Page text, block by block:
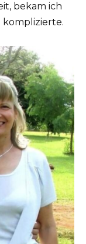
bekam ich
komplizierte.